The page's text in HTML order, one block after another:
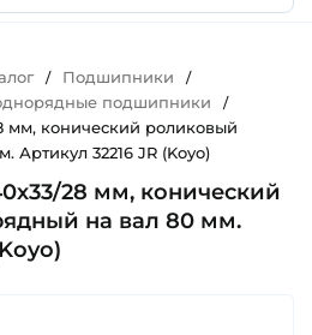
/ Подшипники /
подшипники /
мм, конический роликовый
32216 JR (Koyo)
28 мм, конический
на вал 80 мм.